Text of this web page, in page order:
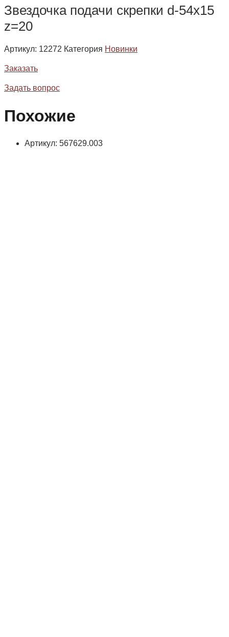
Звездочка подачи скрепки d-54х15
z=20
Артикул: 12272 Категория Новинки
Заказать
Задать вопрос
Похожие
Артикул: 567629.003